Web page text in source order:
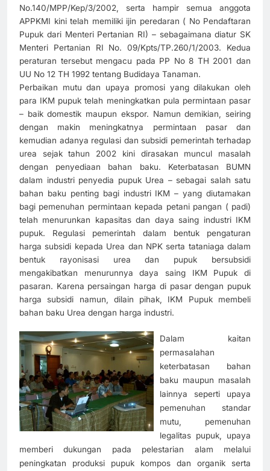
No.140/MPP/Kep/3/2002, serta hampir semua anggota
APPKMI kini telah memiliki ijin peredaran ( No Pendaftaran
Pupuk dari Menteri Pertanian RI) – sebagaimana diatur SK
Menteri Pertanian RI No. 09/Kpts/TP.260/1/2003. Kedua
peraturan tersebut mengacu pada PP No 8 TH 2001 dan
UU No 12 TH 1992 tentang Budidaya Tanaman.
Perbaikan mutu dan upaya promosi yang dilakukan oleh
para IKM pupuk telah meningkatkan pula permintaan pasar
– baik domestik maupun ekspor. Namun demikian, seiring
dengan makin meningkatnya permintaan pasar dan
kemudian adanya regulasi dan subsidi pemerintah terhadap
urea sejak tahun 2002 kini dirasakan muncul masalah
dengan penyediaan bahan baku. Keterbatasan BUMN
dalam industri penyedia pupuk Urea – sebagai salah satu
bahan baku penting bagi industri IKM – yang diutamakan
bagi pemenuhan permintaan kepada petani pangan ( padi)
telah menurunkan kapasitas dan daya saing industri IKM
pupuk. Regulasi pemerintah dalam bentuk pengaturan
harga subsidi kepada Urea dan NPK serta tataniaga dalam
bentuk rayonisasi urea dan pupuk bersubsidi
mengakibatkan menurunnya daya saing IKM Pupuk di
pasaran. Karena persaingan harga di pasar dengan pupuk
harga subsidi namun, dilain pihak, IKM Pupuk membeli
bahan baku Urea dengan harga industri.
Dalam kaitan
permasalahan
keterbatasan bahan
baku maupun masalah
lainnya seperti upaya
pemenuhan standar
mutu, pemenuhan
legalitas pupuk, upaya
memberi dukungan pada pelestarian alam melalui
peningkatan produksi pupuk kompos dan organik serta